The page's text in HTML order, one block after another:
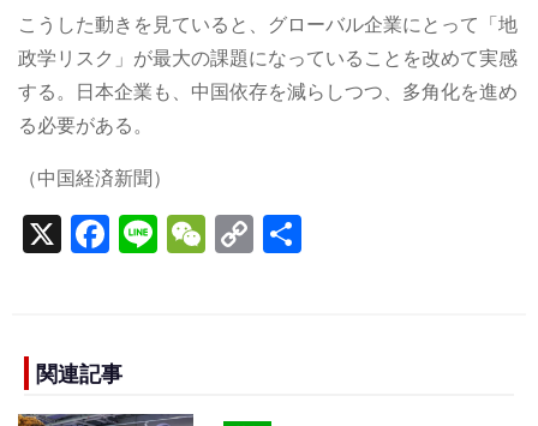
こうした動きを見ていると、グローバル企業にとって「地
政学リスク」が最大の課題になっていることを改めて実感
する。日本企業も、中国依存を減らしつつ、多角化を進め
る必要がある。
（中国経済新聞）
X F
a
e
b
Li
n
W
e
C
o
関連記事